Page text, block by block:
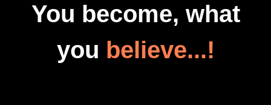
You become, what
you believe...!